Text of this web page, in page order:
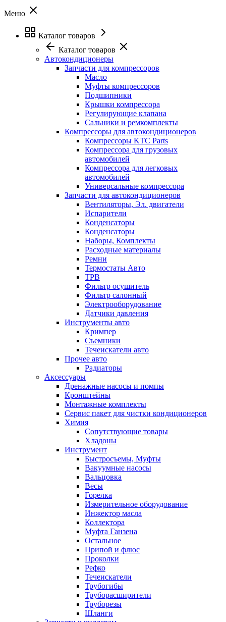
Меню
Каталог товаров
Каталог товаров
Автокондиционеры
Запчасти для компрессоров
Масло
Муфты компрессоров
Подшипники
Крышки компрессора
Регулирующие клапана
Сальники и ремкомплекты
Компрессоры для автокондиционеров
Компрессоры KTC Parts
Компрессора для грузовых
автомобилей
Компрессора для легковых
автомобилей
Универсальные компрессора
Запчасти для автокондиционеров
Вентиляторы, Эл. двигатели
Испарители
Конденсаторы
Конденсаторы
Наборы, Комплекты
Расходные материалы
Ремни
Термостаты Авто
ТРВ
Фильтр осушитель
Фильтр салонный
Электрооборудование
Датчики давления
Инструменты авто
Кримпер
Съемники
Течеискатели авто
Прочее авто
Радиаторы
Аксессуары
Дренажные насосы и помпы
Кронштейны
Монтажные комплекты
Сервис пакет для чистки кондиционеров
Химия
Сопутствующие товары
Хладоны
Инструмент
Быстросъемы, Муфты
Вакуумные насосы
Вальцовка
Весы
Горелка
Измерительное оборудование
Инжектор масла
Коллектора
Муфта Ганзена
Остальное
Припой и флюс
Проколки
Рефко
Течеискатели
Трубогибы
Труборасширители
Труборезы
Шланги